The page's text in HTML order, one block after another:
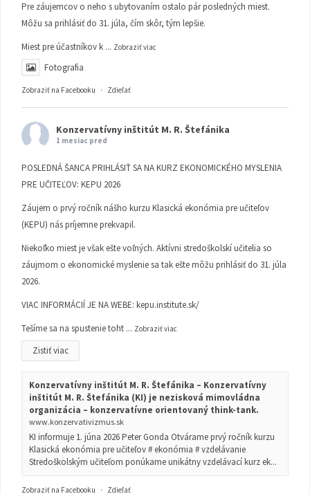
Pre záujemcov o neho s ubytovaním ostalo pár posledných miest.
Môžu sa prihlásiť do 31. júla, čím skôr, tým lepšie.
Miest pre účastníkov k ... Zobraziť viac
Fotografia
Zobraziť na Facebooku · Zdieľať
Konzervatívny inštitút M. R. Štefánika
1 mesiac pred
POSLEDNÁ ŠANCA PRIHLÁSIŤ SA NA KURZ EKONOMICKÉHO MYSLENIA
PRE UČITEĽOV: KEPU 2026
Záujem o prvý ročník nášho kurzu Klasická ekonómia pre učiteľov
(KEPU) nás príjemne prekvapil.
Niekoľko miest je však ešte voľných. Aktívni stredoškolskí učitelia so
záujmom o ekonomické myslenie sa tak ešte môžu prihlásiť do 31. júla
2026.
VIAC INFORMÁCIÍ JE NA WEBE: kepu.institute.sk/
Tešíme sa na spustenie toht ... Zobraziť viac
Zistiť viac
Konzervatívny inštitút M. R. Štefánika – Konzervatívny
inštitút M. R. Štefánika (KI) je nezisková mimovládna
organizácia – konzervatívne orientovaný think-tank.
www.konzervativizmus.sk
KI informuje 1. júna 2026 Peter Gonda Otvárame prvý ročník kurzu
Klasická ekonómia pre učiteľov # ekonómia # vzdelávanie
Stredoškolským učiteľom ponúkame unikátny vzdelávací kurz ek...
Zobraziť na Facebooku · Zdieľať